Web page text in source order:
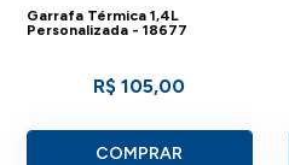
Garrafa Térmica 1,4L
Personalizada - 18677
R$ 105,00
COMPRAR